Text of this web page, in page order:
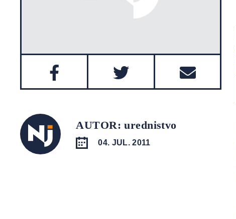
AUTOR: urednistvo
04. JUL. 2011